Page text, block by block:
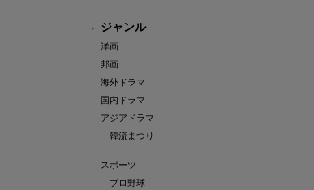
ジャンル
洋画
邦画
海外ドラマ
国内ドラマ
アジアドラマ
韓流まつり
スポーツ
プロ野球